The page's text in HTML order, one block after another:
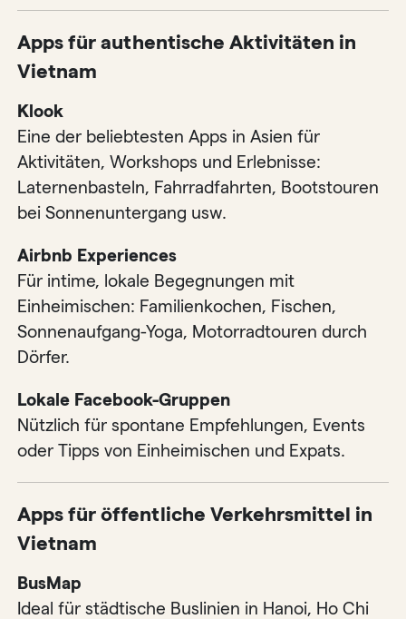
Apps für authentische Aktivitäten in
Vietnam
Klook
Eine der beliebtesten Apps in Asien für
Aktivitäten, Workshops und Erlebnisse:
Laternenbasteln, Fahrradfahrten, Bootstouren
bei Sonnenuntergang usw.
Airbnb Experiences
Für intime, lokale Begegnungen mit
Einheimischen: Familienkochen, Fischen,
Sonnenaufgang-Yoga, Motorradtouren durch
Dörfer.
Lokale Facebook-Gruppen
Nützlich für spontane Empfehlungen, Events
oder Tipps von Einheimischen und Expats.
Apps für öffentliche Verkehrsmittel in
Vietnam
BusMap
Ideal für städtische Buslinien in Hanoi, Ho Chi